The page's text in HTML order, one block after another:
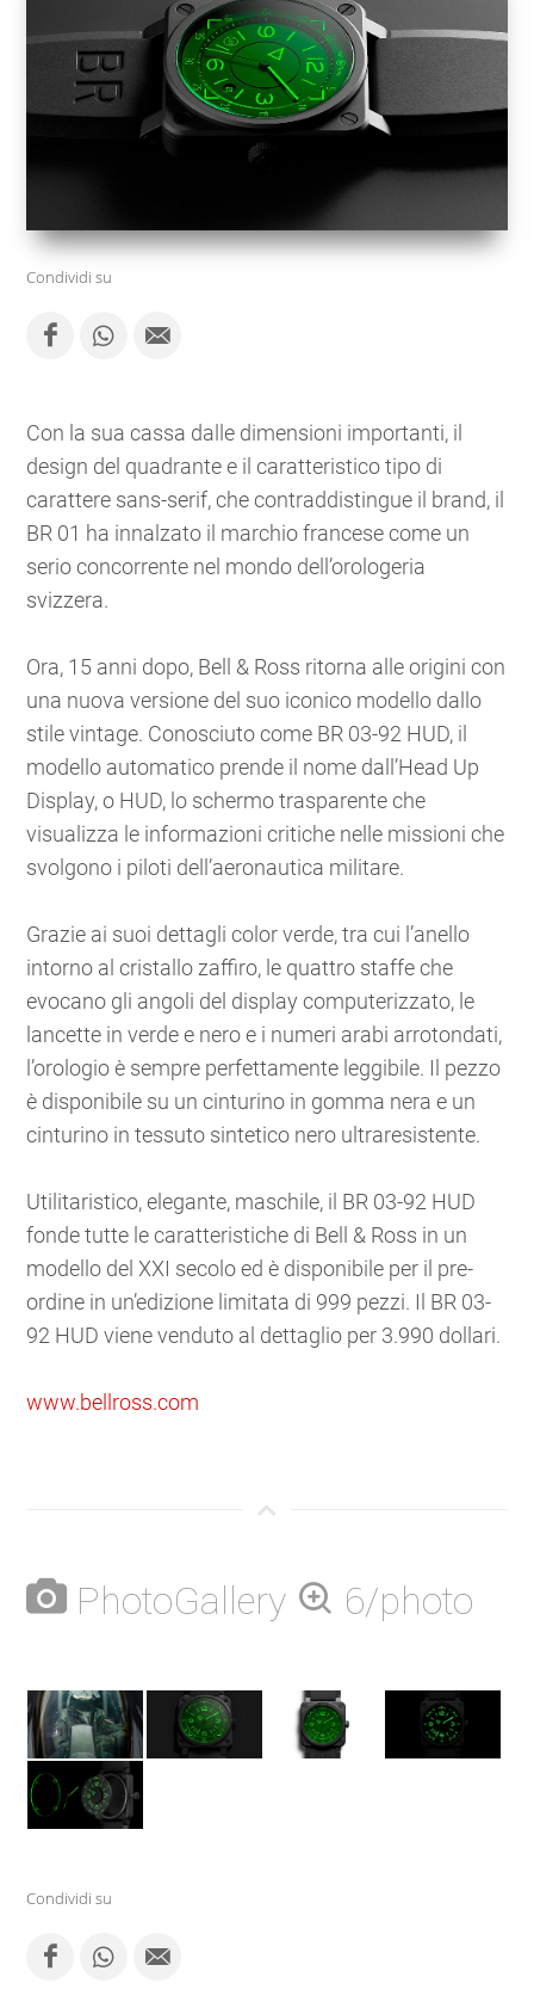
Condividi su
Con la sua cassa dalle dimensioni importanti, il
design del quadrante e il caratteristico tipo di
carattere sans-serif, che contraddistingue il brand, il
BR 01 ha innalzato il marchio francese come un
serio concorrente nel mondo dell’orologeria
svizzera.
Ora, 15 anni dopo, Bell & Ross ritorna alle origini con
una nuova versione del suo iconico modello dallo
stile vintage. Conosciuto come BR 03-92 HUD, il
modello automatico prende il nome dall’Head Up
Display, o HUD, lo schermo trasparente che
visualizza le informazioni critiche nelle missioni che
svolgono i piloti dell’aeronautica militare.
Grazie ai suoi dettagli color verde, tra cui l’anello
intorno al cristallo zaffiro, le quattro staffe che
evocano gli angoli del display computerizzato, le
lancette in verde e nero e i numeri arabi arrotondati,
l’orologio è sempre perfettamente leggibile. Il pezzo
è disponibile su un cinturino in gomma nera e un
cinturino in tessuto sintetico nero ultraresistente.
Utilitaristico, elegante, maschile, il BR 03-92 HUD
fonde tutte le caratteristiche di Bell & Ross in un
modello del XXI secolo ed è disponibile per il pre-
ordine in un’edizione limitata di 999 pezzi. Il BR 03-
92 HUD viene venduto al dettaglio per 3.990 dollari.
www.bellross.com
PhotoGallery 6/photo
Condividi su